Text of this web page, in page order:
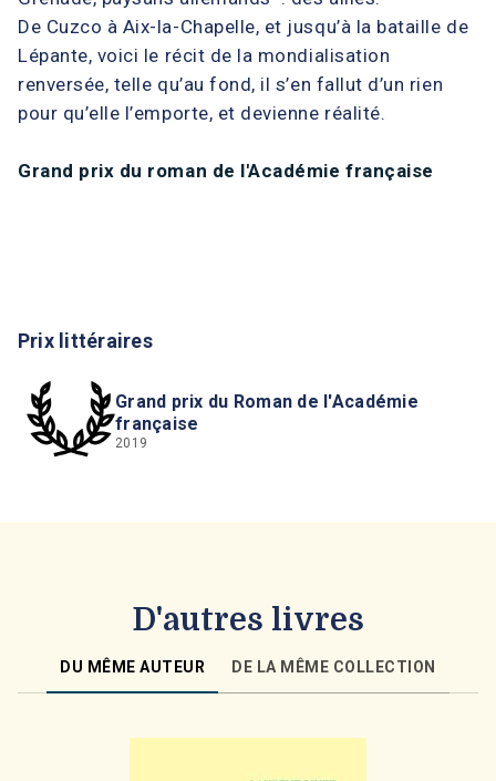
De Cuzco à Aix-la-Chapelle, et jusqu’à la bataille de
Lépante, voici le récit de la mondialisation
renversée, telle qu’au fond, il s’en fallut d’un rien
pour qu’elle l’emporte, et devienne réalité.
Grand prix du roman de l'Académie française
Prix littéraires
Grand prix du Roman de l'Académie
française
2019
D'autres livres
DU MÊME AUTEUR DE LA MÊME COLLECTION